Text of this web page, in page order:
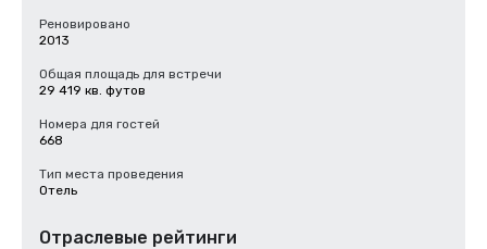
Реновировано
2013
Общая площадь для встречи
29 419 кв. футов
Номера для гостей
668
Тип места проведения
Отель
Отраслевые рейтинги